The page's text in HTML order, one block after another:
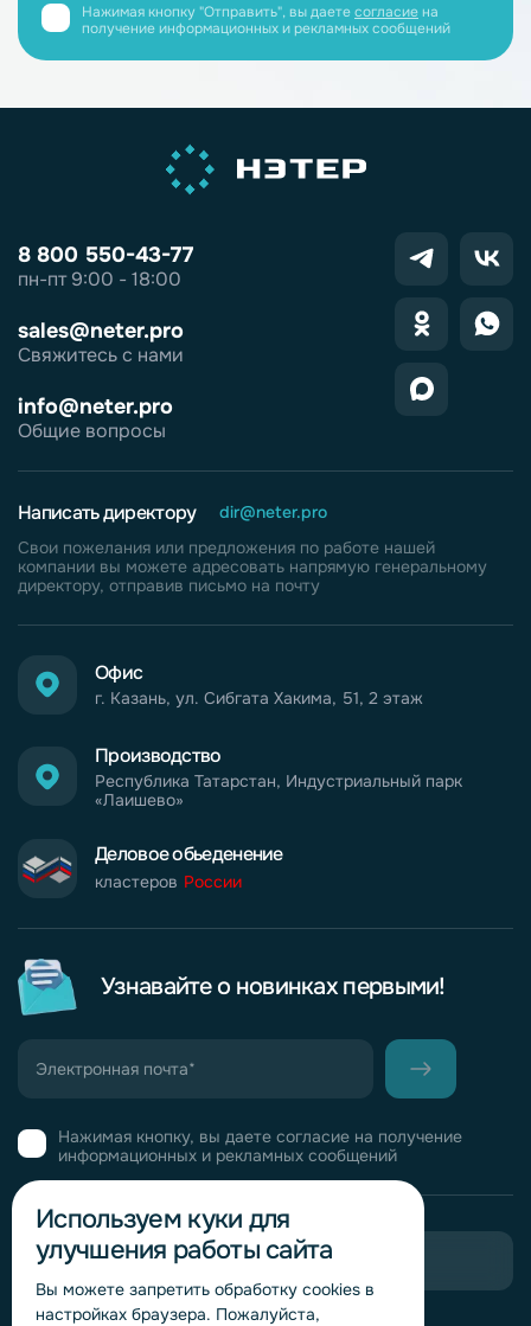
Нажимая кнопку "Отправить", вы даетесогласиена
получение информационных и рекламных сообщений
8 800 550-43-77
пн-пт 9:00 - 18:00
sales@neter.pro
Свяжитесь с нами
info@neter.pro
Общие вопросы
Деловое обьеденение
кластеров России
Производство
Республика Татарстан, Индустриальный парк
«Лаишево»
Офис
г. Казань, ул. Сибгата Хакима, 51, 2 этаж
Написать директору
dir@neter.pro
Свои пожелания или предложения по работе нашей
компании вы можете адресовать напрямую генеральному
директору, отправив письмо на почту
Узнавайте о новинках первыми!
Нажимая кнопку, вы даете согласие на получение
информационных и рекламных сообщений
Пригласить в тендер
Используем куки для
улучшения работы сайта
Вы можете запретить обработку сookies в
настройках браузера. Пожалуйста,